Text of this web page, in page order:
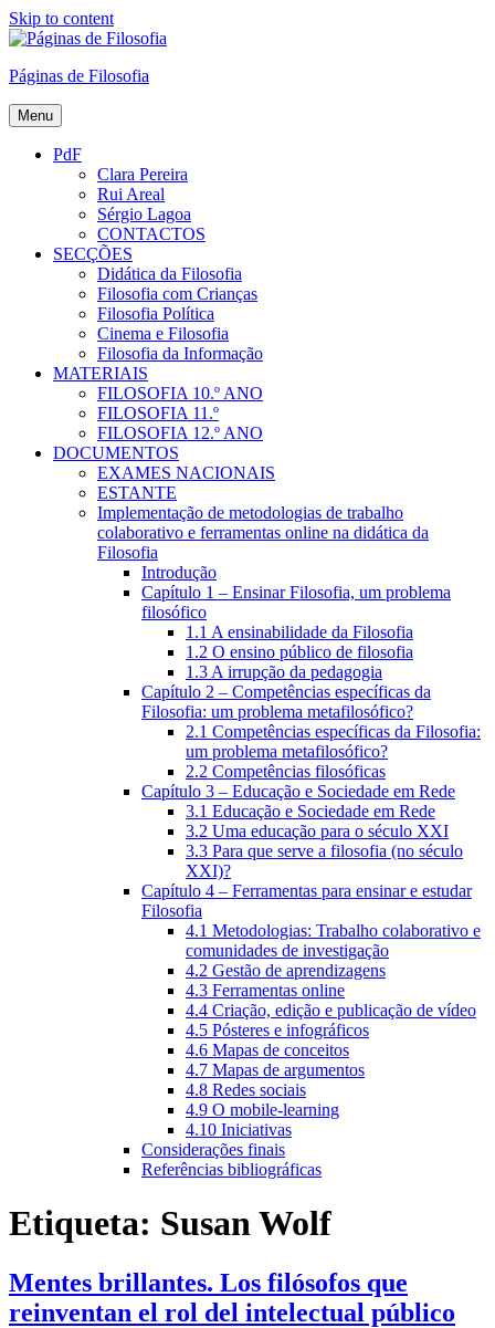
Skip to content
Páginas de Filosofia
Menu
PdF
Clara Pereira
Rui Areal
Sérgio Lagoa
CONTACTOS
SECÇÕES
Didática da Filosofia
Filosofia com Crianças
Filosofia Política
Cinema e Filosofia
Filosofia da Informação
MATERIAIS
FILOSOFIA 10.º ANO
FILOSOFIA 11.º
FILOSOFIA 12.º ANO
DOCUMENTOS
EXAMES NACIONAIS
ESTANTE
Implementação de metodologias de trabalho
colaborativo e ferramentas online na didática da
Filosofia
Introdução
Capítulo 1 – Ensinar Filosofia, um problema
filosófico
1.1 A ensinabilidade da Filosofia
1.2 O ensino público de filosofia
1.3 A irrupção da pedagogia
Capítulo 2 – Competências específicas da
Filosofia: um problema metafilosófico?
2.1 Competências específicas da Filosofia:
um problema metafilosófico?
2.2 Competências filosóficas
Capítulo 3 – Educação e Sociedade em Rede
3.1 Educação e Sociedade em Rede
3.2 Uma educação para o século XXI
3.3 Para que serve a filosofia (no século
XXI)?
Capítulo 4 – Ferramentas para ensinar e estudar
Filosofia
4.1 Metodologias: Trabalho colaborativo e
comunidades de investigação
4.2 Gestão de aprendizagens
4.3 Ferramentas online
4.4 Criação, edição e publicação de vídeo
4.5 Pósteres e infográficos
4.6 Mapas de conceitos
4.7 Mapas de argumentos
4.8 Redes sociais
4.9 O mobile-learning
4.10 Iniciativas
Considerações finais
Referências bibliográficas
Etiqueta: Susan Wolf
Mentes brillantes. Los filósofos que
reinventan el rol del intelectual público